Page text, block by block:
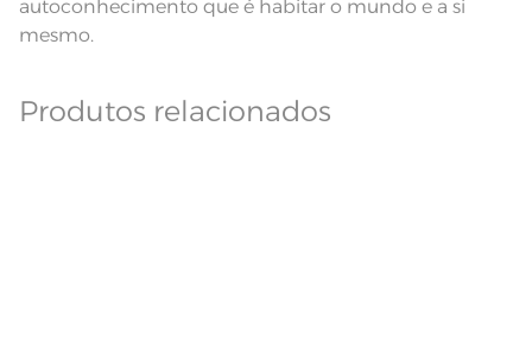
autoconhecimento que é habitar o mundo e a si
mesmo.
Produtos relacionados